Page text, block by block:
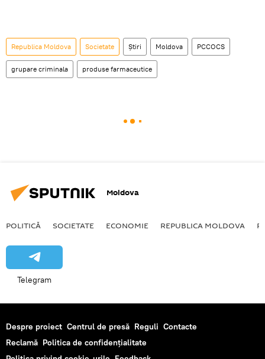
Republica Moldova Societate Știri Moldova PCCOCS
grupare criminala produse farmaceutice
Moldova
POLITICĂ SOCIETATE ECONOMIE REPUBLICA MOLDOVA
Telegram
Despre proiect Centrul de presă Reguli Contacte
Reclamă Politica de confidențialitate